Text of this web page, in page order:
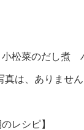
菜のだし煮
真は、ありませ
レシピ】